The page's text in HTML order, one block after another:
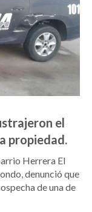
el
propiedad.
Herrera El
denunció que
de una de